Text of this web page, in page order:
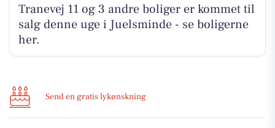
Tranevej 11 og 3 andre boliger er kommet til
salg denne uge i Juelsminde - se boligerne
her.
Send en gratis lykønskning